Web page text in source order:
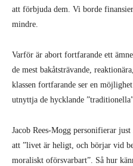
att förbjuda dem. Vi borde
mindre.
Varför är abort fortfarande ett
de mest bakåtsträvande,
klassen fortfarande ser en
utnyttja de hycklande
Jacob Rees-Mogg personifierar
att ”livet är heligt, och börjar vid
moraliskt oförsvarbart”. Så hur